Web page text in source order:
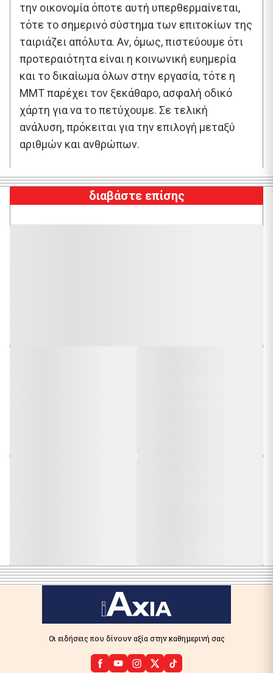
την οικονομία όποτε αυτή υπερθερμαίνεται,
τότε το σημερινό σύστημα των επιτοκίων της
ταιριάζει απόλυτα. Αν, όμως, πιστεύουμε ότι
προτεραιότητα είναι η κοινωνική ευημερία
και το δικαίωμα όλων στην εργασία, τότε η
MMT παρέχει τον ξεκάθαρο, ασφαλή οδικό
χάρτη για να το πετύχουμε. Σε τελική
ανάλυση, πρόκειται για την επιλογή μεταξύ
αριθμών και ανθρώπων.
διαβάστε επίσης
Οι ειδήσεις που δίνουν αξία στην καθημερινή σας